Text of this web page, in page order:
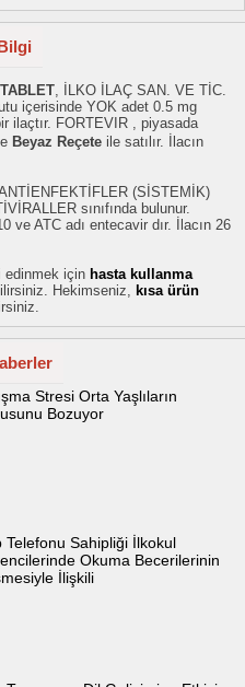
, İLKO İLAÇ SAN. VE TİC.
içerisinde YOK adet 0.5 mg
ilaçtır. FORTEVIR , piyasada
Beyaz Reçete ile satılır. İlacın
(SİSTEMİK)
sınıfında bulunur.
ve ATC adı entecavir dır. İlacın 26
edinmek için hasta kullanma
Hekimseniz,
kısa ürün
Stresi Orta Yaşlıların
Bozuyor
Telefonu Sahipliği İlkokul
Okuma Becerilerinin
İlişkili